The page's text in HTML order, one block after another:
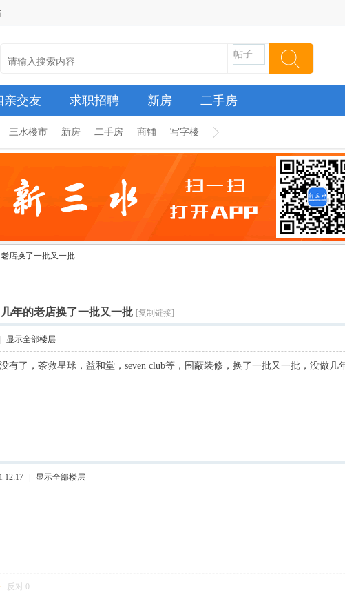
帖子
亲交友 求职招聘 新房 二手房
三水楼市 新房 二手房 商铺 写字楼
店换了一批又一批
年的老店换了一批又一批 [复制链接]
显示全部楼层
有了，茶救星球，益和堂，seven club等，围蔽装修，换了一批又一批，没做几
12:17 显示全部楼层
反对 0